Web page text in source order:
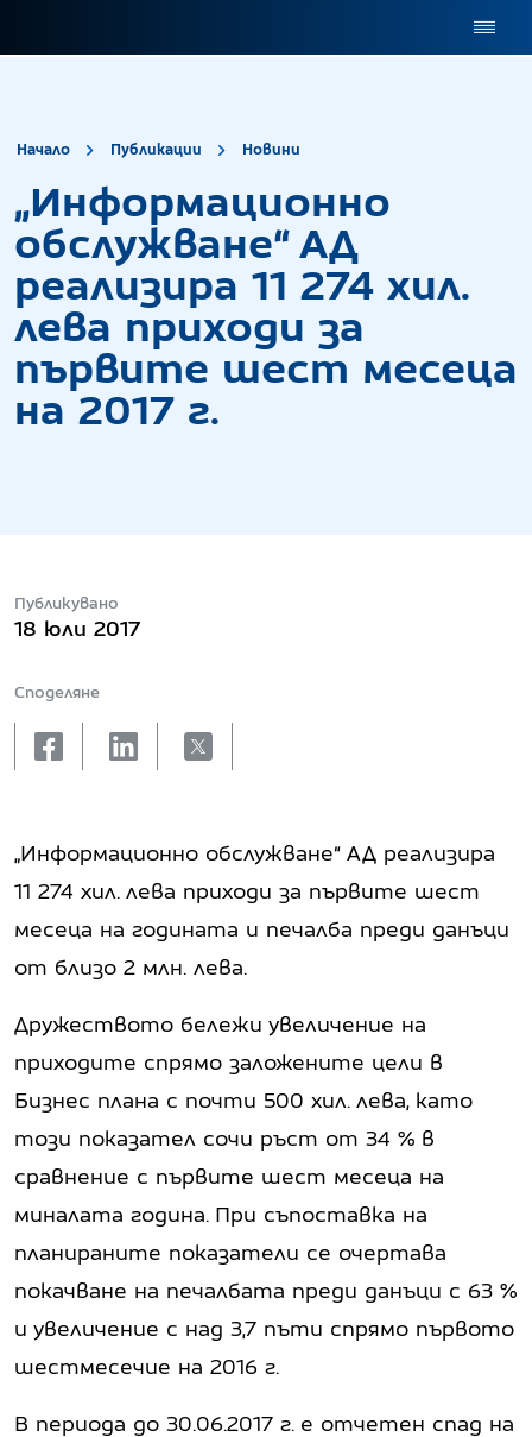
Начало Публикации Новини
„Информационно
обслужване“ АД
реализира 11 274 хил.
лева приходи за
първите шест месеца
на 2017 г.
Публикувано
18 юли 2017
Споделяне
facebooklinkedinX
„Информационно обслужване“ АД реализира
11 274 хил. лева приходи за първите шест
месеца на годината и печалба преди данъци
от близо 2 млн. лева.
Дружеството бележи увеличение на
приходите спрямо заложените цели в
Бизнес плана с почти 500 хил. лева, като
този показател сочи ръст от 34 % в
сравнение с първите шест месеца на
миналата година. При съпоставка на
планираните показатели се очертава
покачване на печалбата преди данъци с 63 %
и увеличение с над 3,7 пъти спрямо първото
шестмесечие на 2016 г.
В периода до 30.06.2017 г. е отчетен спад на